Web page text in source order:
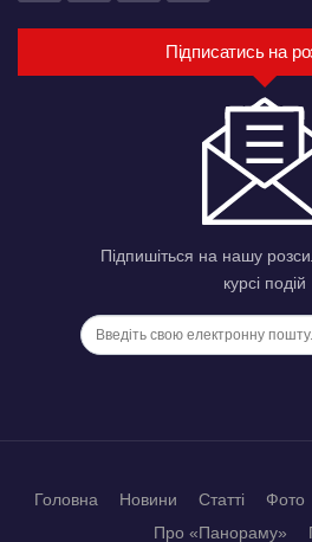
Підписатись на
Підпишіться на нашу
курсі подій
Головна Новини Статті Фото
Про «Панораму»